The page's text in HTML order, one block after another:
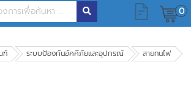
0
ฑ์ ระบบป้องกันอัคคีภัยและอุปกรณ์ สายทนไฟ